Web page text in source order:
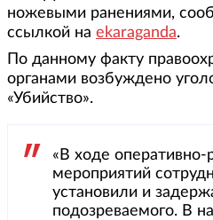
ножевыми ранениями,
ссылкой на ekaraganda.
По данному факту
органами возбуждено
«Убийство».
«В ходе оперативно-
мероприятий
установили и
подозреваемого. В